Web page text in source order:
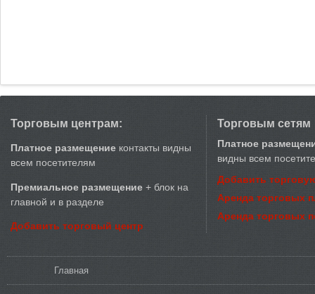
Торговым центрам:
Платное размещение контакты видны
всем посетителям
Премиальное размещение + блок на
главной и в разделе
Добавить торговый центр
Торговым сетям
Платное
видны всем
Добавить
Аренда торговых
Аренда торговых
Главная